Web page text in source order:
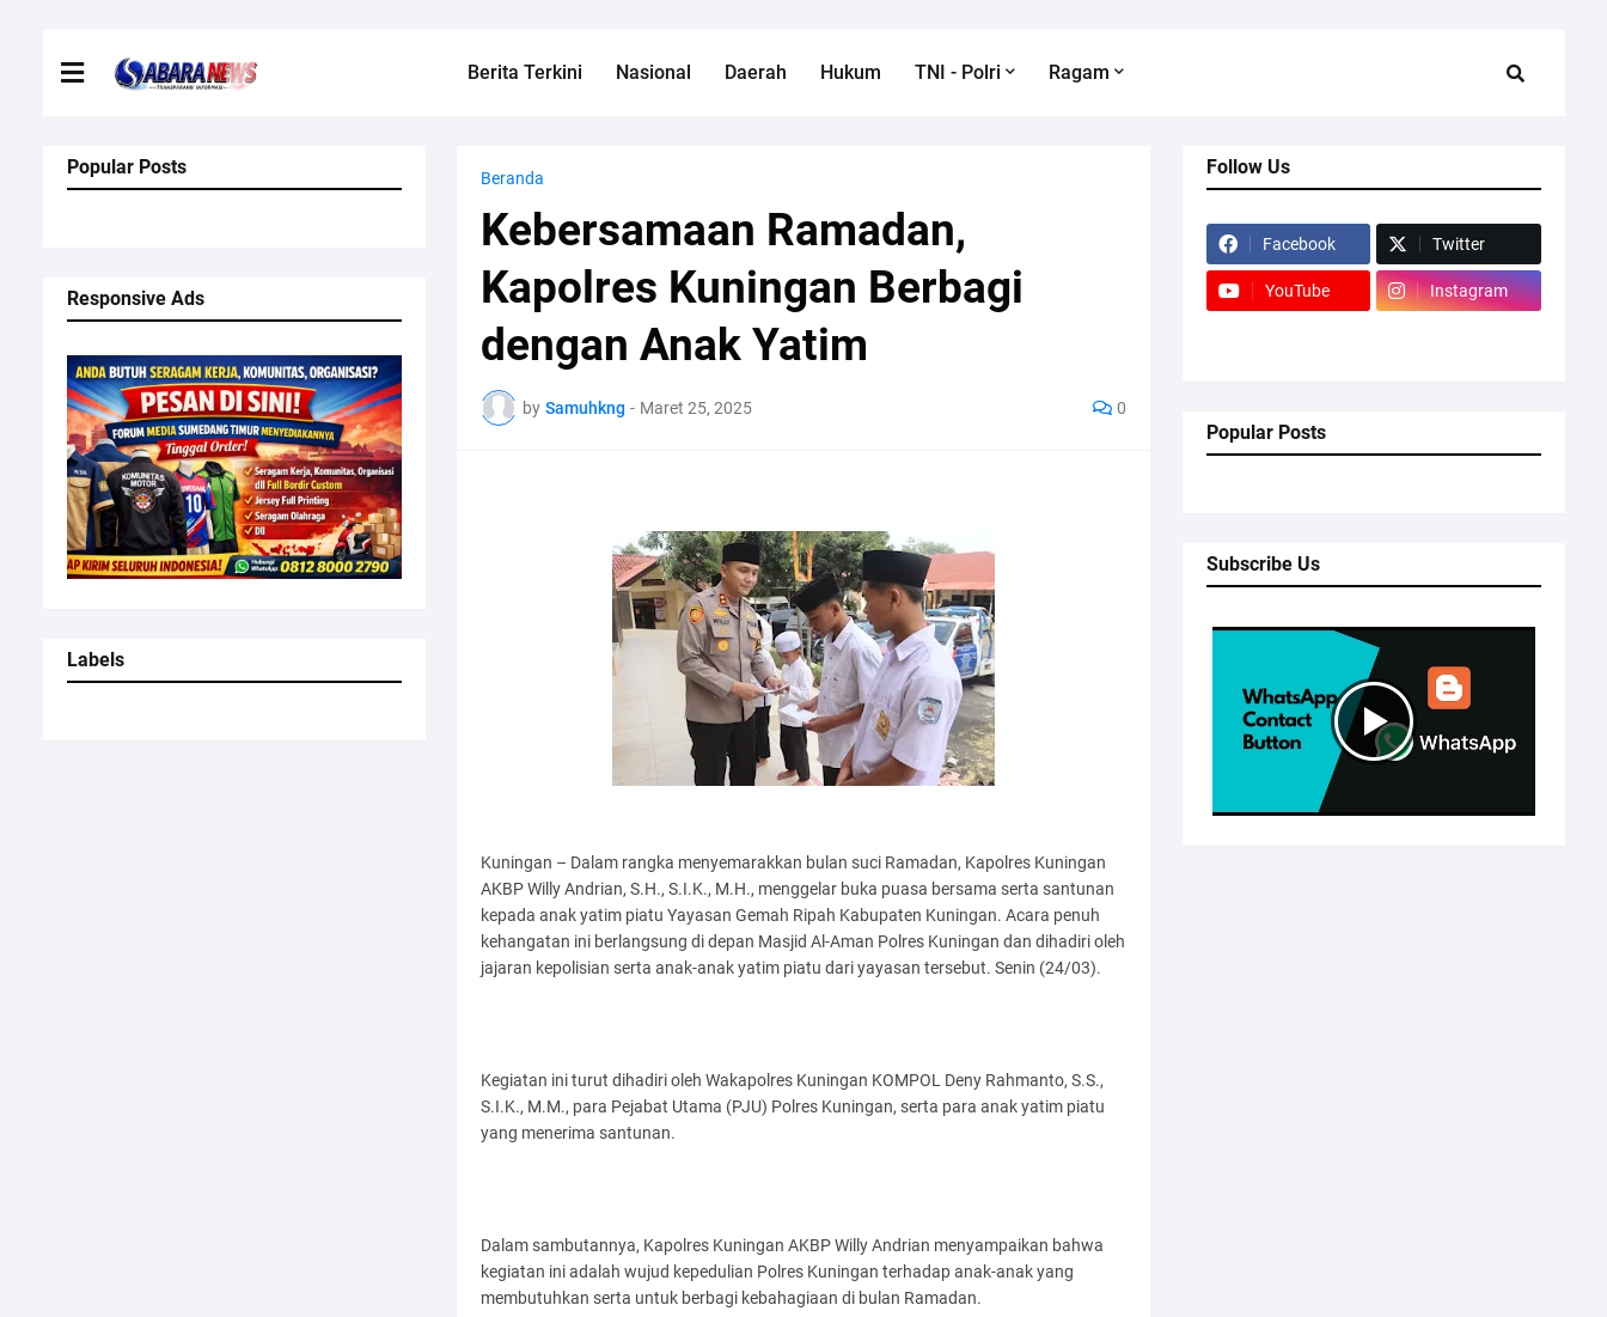
Berita Terkini Nasional Daerah Hukum TNI - Polri Ragam
Popular Posts
Responsive Ads
Labels
Beranda
Kebersamaan Ramadan,
Kapolres Kuningan Berbagi
dengan Anak Yatim
by Samuhkng - Maret 25, 2025 0
Kuningan – Dalam rangka menyemarakkan bulan suci Ramadan, Kapolres Kuningan
AKBP Willy Andrian, S.H., S.I.K., M.H., menggelar buka puasa bersama serta santunan
kepada anak yatim piatu Yayasan Gemah Ripah Kabupaten Kuningan. Acara penuh
kehangatan ini berlangsung di depan Masjid Al-Aman Polres Kuningan dan dihadiri oleh
jajaran kepolisian serta anak-anak yatim piatu dari yayasan tersebut. Senin (24/03).
Kegiatan ini turut dihadiri oleh Wakapolres Kuningan KOMPOL Deny Rahmanto, S.S.,
S.I.K., M.M., para Pejabat Utama (PJU) Polres Kuningan, serta para anak yatim piatu
yang menerima santunan.
Dalam sambutannya, Kapolres Kuningan AKBP Willy Andrian menyampaikan bahwa
kegiatan ini adalah wujud kepedulian Polres Kuningan terhadap anak-anak yang
membutuhkan serta untuk berbagi kebahagiaan di bulan Ramadan.
Follow Us
Facebook Twitter
YouTube Instagram
Popular Posts
Subscribe Us